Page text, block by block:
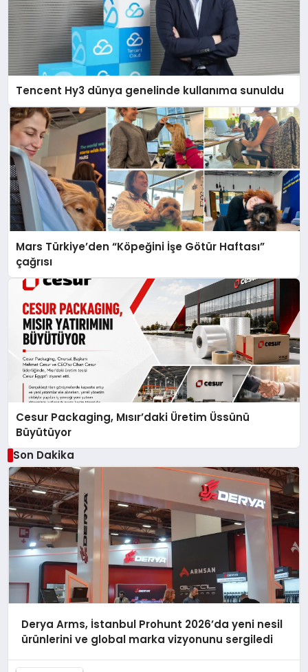
Tencent Hy3 dünya genelinde kullanıma sunuldu
Mars Türkiye’den “Köpeğini İşe Götür Haftası”
çağrısı
Cesur Packaging, Mısır’daki Üretim Üssünü
Büyütüyor
Son Dakika
Derya Arms, İstanbul Prohunt 2026’da yeni nesil
ürünlerini ve global marka vizyonunu sergiledi